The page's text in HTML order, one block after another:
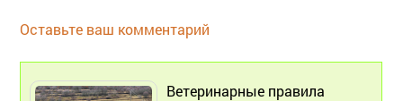
Оставьте ваш комментарий
Ветеринарные правила